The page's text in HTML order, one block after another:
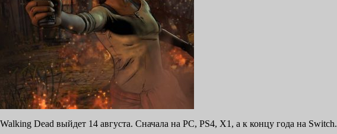
Dead выйдет 14 августа. Сначала на PC, PS4, X1, а к концу года на Switch.